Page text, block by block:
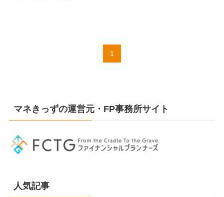
1
マネきっずの運営元・FP事務所サイト
人気記事